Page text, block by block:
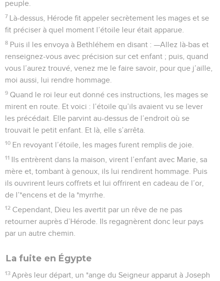
mère et, tombant à genoux, ils lui rendirent hommage. Puis
ils ouvrirent leurs coffrets et lui offrirent en cadeau de l’or,
de l’*encens et de la *myrrhe.
12 Cependant, Dieu les avertit par un rêve de ne pas
retourner auprès d’Hérode. Ils regagnèrent donc leur pays
par un autre chemin.
La fuite en Égypte
13 Après leur départ, un *ange du Seigneur apparut à Joseph
dans un rêve et lui dit : —Lève-toi, prends l’enfant et sa
mère, et fuis en Egypte. Tu y resteras jusqu’à ce que je te
dise de revenir, car Hérode fera rechercher l’enfant pour le
tuer.
14 Joseph se leva donc et partit dans la nuit, emmenant
l’enfant et sa mère pour se réfugier en Egypte.
15 Il y resta jusqu’à la mort d’Hérode. Ainsi s’accomplit ce
que le Seigneur avait dit par le *prophète : J’ai appelé mon
fils à sortir d’Egypte.
16
Quand Hérode s’aperçut que les mages s’étaient moqués
de lui, il devint furieux : il donna l’ordre de tuer à Bethléhem